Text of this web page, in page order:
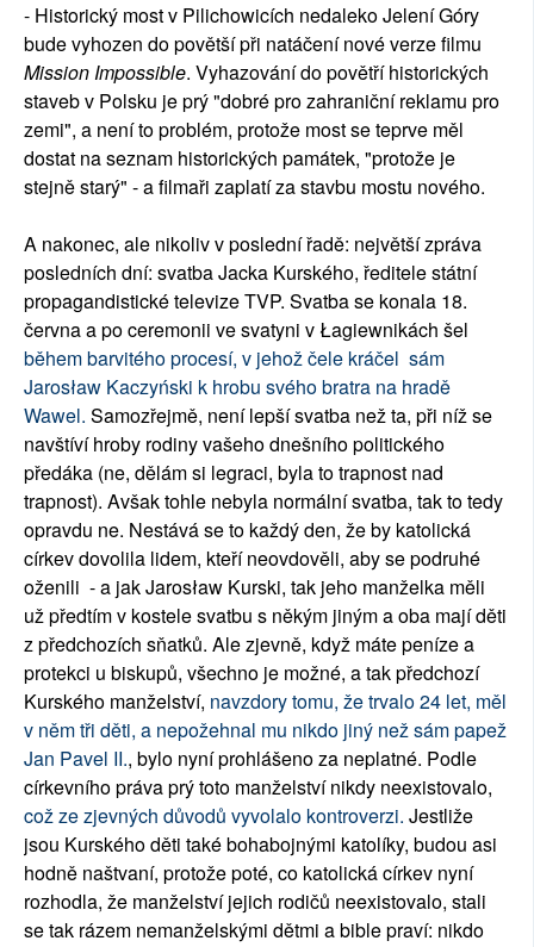
- Historický most v Pilichowicích nedaleko Jelení Góry
bude vyhozen do povětší při natáčení nové verze filmu
Mission Impossible. Vyhazování do povětří historických
staveb v Polsku je prý "dobré pro zahraniční reklamu pro
zemi", a není to problém, protože most se teprve měl
dostat na seznam historických památek, "protože je
stejně starý" - a filmaři zaplatí za stavbu mostu nového.
A nakonec, ale nikoliv v poslední řadě: největší zpráva
posledních dní: svatba Jacka Kurského, ředitele státní
propagandistické televize TVP. Svatba se konala 18.
června a po ceremonii ve svatyni v Łagiewnikách šel
během barvitého procesí, v jehož čele kráčel sám
Jarosław Kaczyński k hrobu svého bratra na hradě
Wawel. Samozřejmě, není lepší svatba než ta, při níž se
navštíví hroby rodiny vašeho dnešního politického
předáka (ne, dělám si legraci, byla to trapnost nad
trapnost). Avšak tohle nebyla normální svatba, tak to tedy
opravdu ne. Nestává se to každý den, že by katolická
církev dovolila lidem, kteří neovdověli, aby se podruhé
oženili - a jak Jarosław Kurski, tak jeho manželka měli
už předtím v kostele svatbu s někým jiným a oba mají děti
z předchozích sňatků. Ale zjevně, když máte peníze a
protekci u biskupů, všechno je možné, a tak předchozí
Kurského manželství, navzdory tomu, že trvalo 24 let, měl
v něm tři děti, a nepožehnal mu nikdo jiný než sám papež
Jan Pavel II., bylo nyní prohlášeno za neplatné. Podle
církevního práva prý toto manželství nikdy neexistovalo,
což ze zjevných důvodů vyvolalo kontroverzi. Jestliže
jsou Kurského děti také bohabojnými katolíky, budou asi
hodně naštvaní, protože poté, co katolická církev nyní
rozhodla, že manželství jejich rodičů neexistovalo, stali
se tak rázem nemanželskými dětmi a bible praví: nikdo